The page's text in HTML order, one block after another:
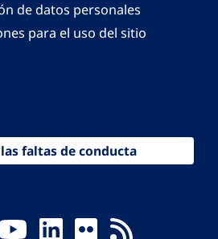
de datos personales
para el uso del sitio
faltas de conducta